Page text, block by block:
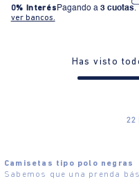
0% Interés Pagando a 3 cuotas.
ver bancos.
Has visto
22
Camisetas tipo polo negras
Sabemos que una prenda